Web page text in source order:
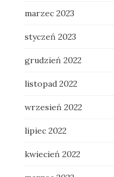
marzec 2023
styczeń 2023
grudzień 2022
listopad 2022
wrzesień 2022
lipiec 2022
kwiecień 2022